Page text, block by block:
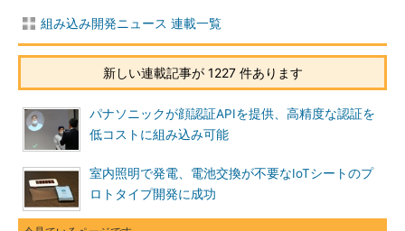
組み込み開発ニュース 連載一覧
新しい連載記事が 1227 件あります
パナソニックが顔認証APIを提供、高精度な認証を
低コストに組み込み可能
室内照明で発電、電池交換が不要なIoTシートのプ
ロトタイプ開発に成功